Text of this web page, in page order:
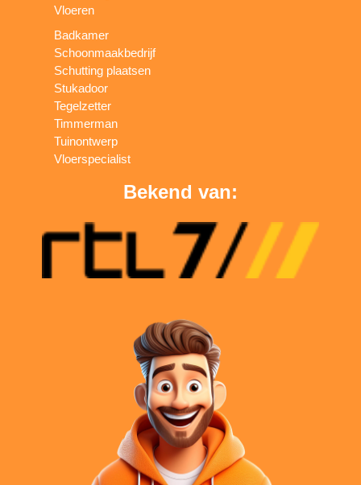
Vloeren
Badkamer
Schoonmaakbedrijf
Schutting plaatsen
Stukadoor
Tegelzetter
Timmerman
Tuinontwerp
Vloerspecialist
Bekend van: